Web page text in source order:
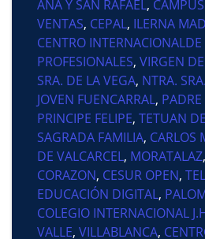
ANA Y SAN RAFAEL,
VENTAS, CEPAL, ILERNA
CENTRO
PROFESIONALES, VIRGEN
SRA. DE LA VEGA, NTRA.
JOVEN FUENCARRAL,
PRINCIPE FELIPE, TETUAN
SAGRADA FAMILIA, CARLOS
DE VALCARCEL, MORATALAZ,
CORAZON, CESUR OPEN,
EDUCACIÓN DIGITAL,
COLEGIO INTERNACIONAL
VALLE, VILLABLANCA,